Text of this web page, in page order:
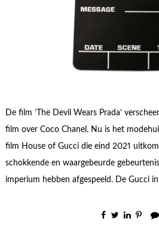
De film ‘The Devil Wears Prada’
film over Coco Chanel. Nu is het
film House of Gucci die eind 2021
schokkende en waargebeurde
imperium hebben afgespeeld. De Gucci